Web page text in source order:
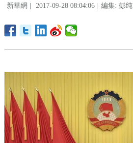
新華網 2017-09-28 08:04:06 編集: 彭纯